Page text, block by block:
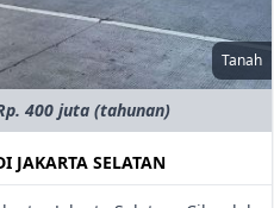
Tanah
400 juta (tahunan)
JAKARTA SELATAN